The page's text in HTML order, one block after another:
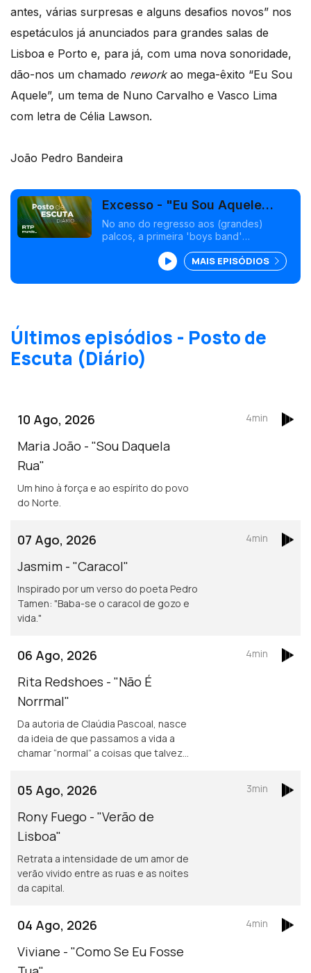
antes, várias surpresas e alguns desafios novos” nos
espetáculos já anunciados para grandes salas de
Lisboa e Porto e, para já, com uma nova sonoridade,
dão-nos um chamado reworkao mega-êxito “Eu Sou
Aquele”, um tema de Nuno Carvalho e Vasco Lima
com letra de Célia Lawson.
João Pedro Bandeira
Excesso - "Eu Sou Aquele
(Rework 2023)"
No ano do regresso aos (grandes)
palcos, a primeira 'boys band'
sonoridades o seu mega êxito de 1997,
quíntupla platina, "Eu Sou Aquele".
MAIS EPISÓDIOS
Últimos episódios - Posto de
Escuta (Diário)
10 Ago, 2026
Maria João - "Sou Daquela
Rua"
Um hino à força e ao espírito do povo
do Norte.
4min
07 Ago, 2026
Jasmim - "Caracol"
Inspirado por um verso do poeta Pedro
Tamen: "Baba-se o caracol de gozo e
vida."
4min
06 Ago, 2026
Rita Redshoes - "Não É
Norrmal"
Da autoria de Claúdia Pascoal, nasce
da ideia de que passamos a vida a
chamar “normal” a coisas que talvez
4min
05 Ago, 2026
Rony Fuego - "Verão de
Lisboa"
Retrata a intensidade de um amor de
verão vivido entre as ruas e as noites
da capital.
3min
04 Ago, 2026
Viviane - "Como Se Eu Fosse
4min